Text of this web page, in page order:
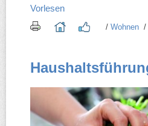
Vorlesen
/​ Wohnen /​